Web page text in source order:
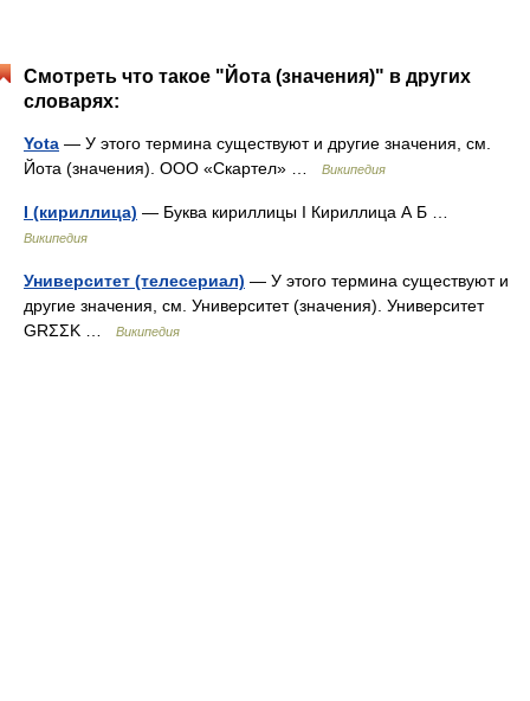
Смотреть что такое "Йота (значения)" в других
словарях:
Yota — У этого термина существуют и другие значения, см.
Йота (значения). ООО «Скартел» …
Википедия
І (кириллица) — Буква кириллицы І Кириллица А Б …
Википедия
Университет (телесериал) — У этого термина существуют и
другие значения, см. Университет (значения). Университет
GRΣΣK …
Википедия